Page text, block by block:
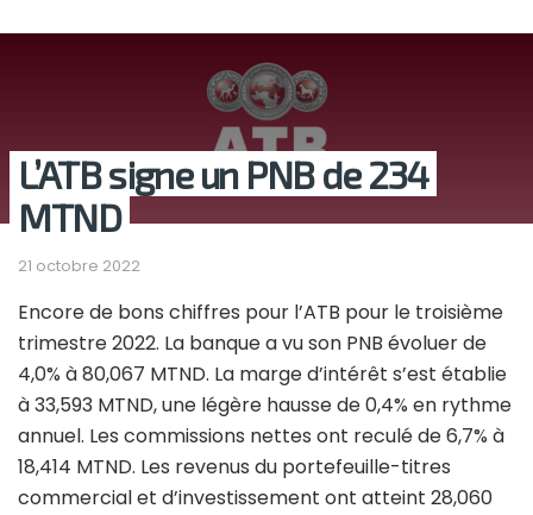
L’ATB signe un PNB de 234
MTND
21 octobre 2022
Encore de bons chiffres pour l’ATB pour le troisième
trimestre 2022. La banque a vu son PNB évoluer de
4,0% à 80,067 MTND. La marge d’intérêt s’est établie
à 33,593 MTND, une légère hausse de 0,4% en rythme
annuel. Les commissions nettes ont reculé de 6,7% à
18,414 MTND. Les revenus du portefeuille-titres
commercial et d’investissement ont atteint 28,060